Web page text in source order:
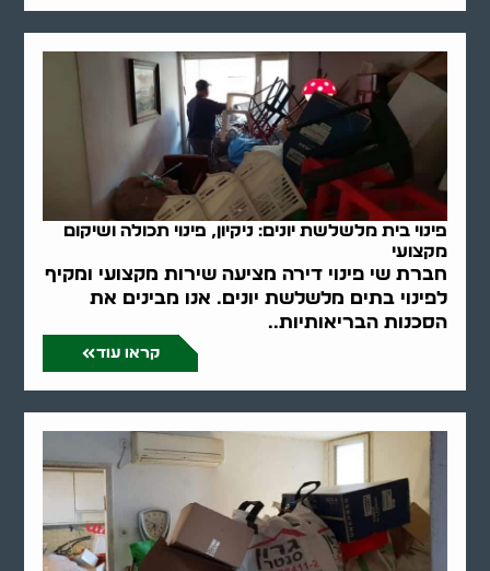
פינוי בית מלשלשת יונים: ניקיון, פינוי תכולה ושיקום
מקצועי
חברת שי פינוי דירה מציעה שירות מקצועי ומקיף
לפינוי בתים מלשלשת יונים. אנו מבינים את
הסכנות הבריאותיות..
קראו עוד